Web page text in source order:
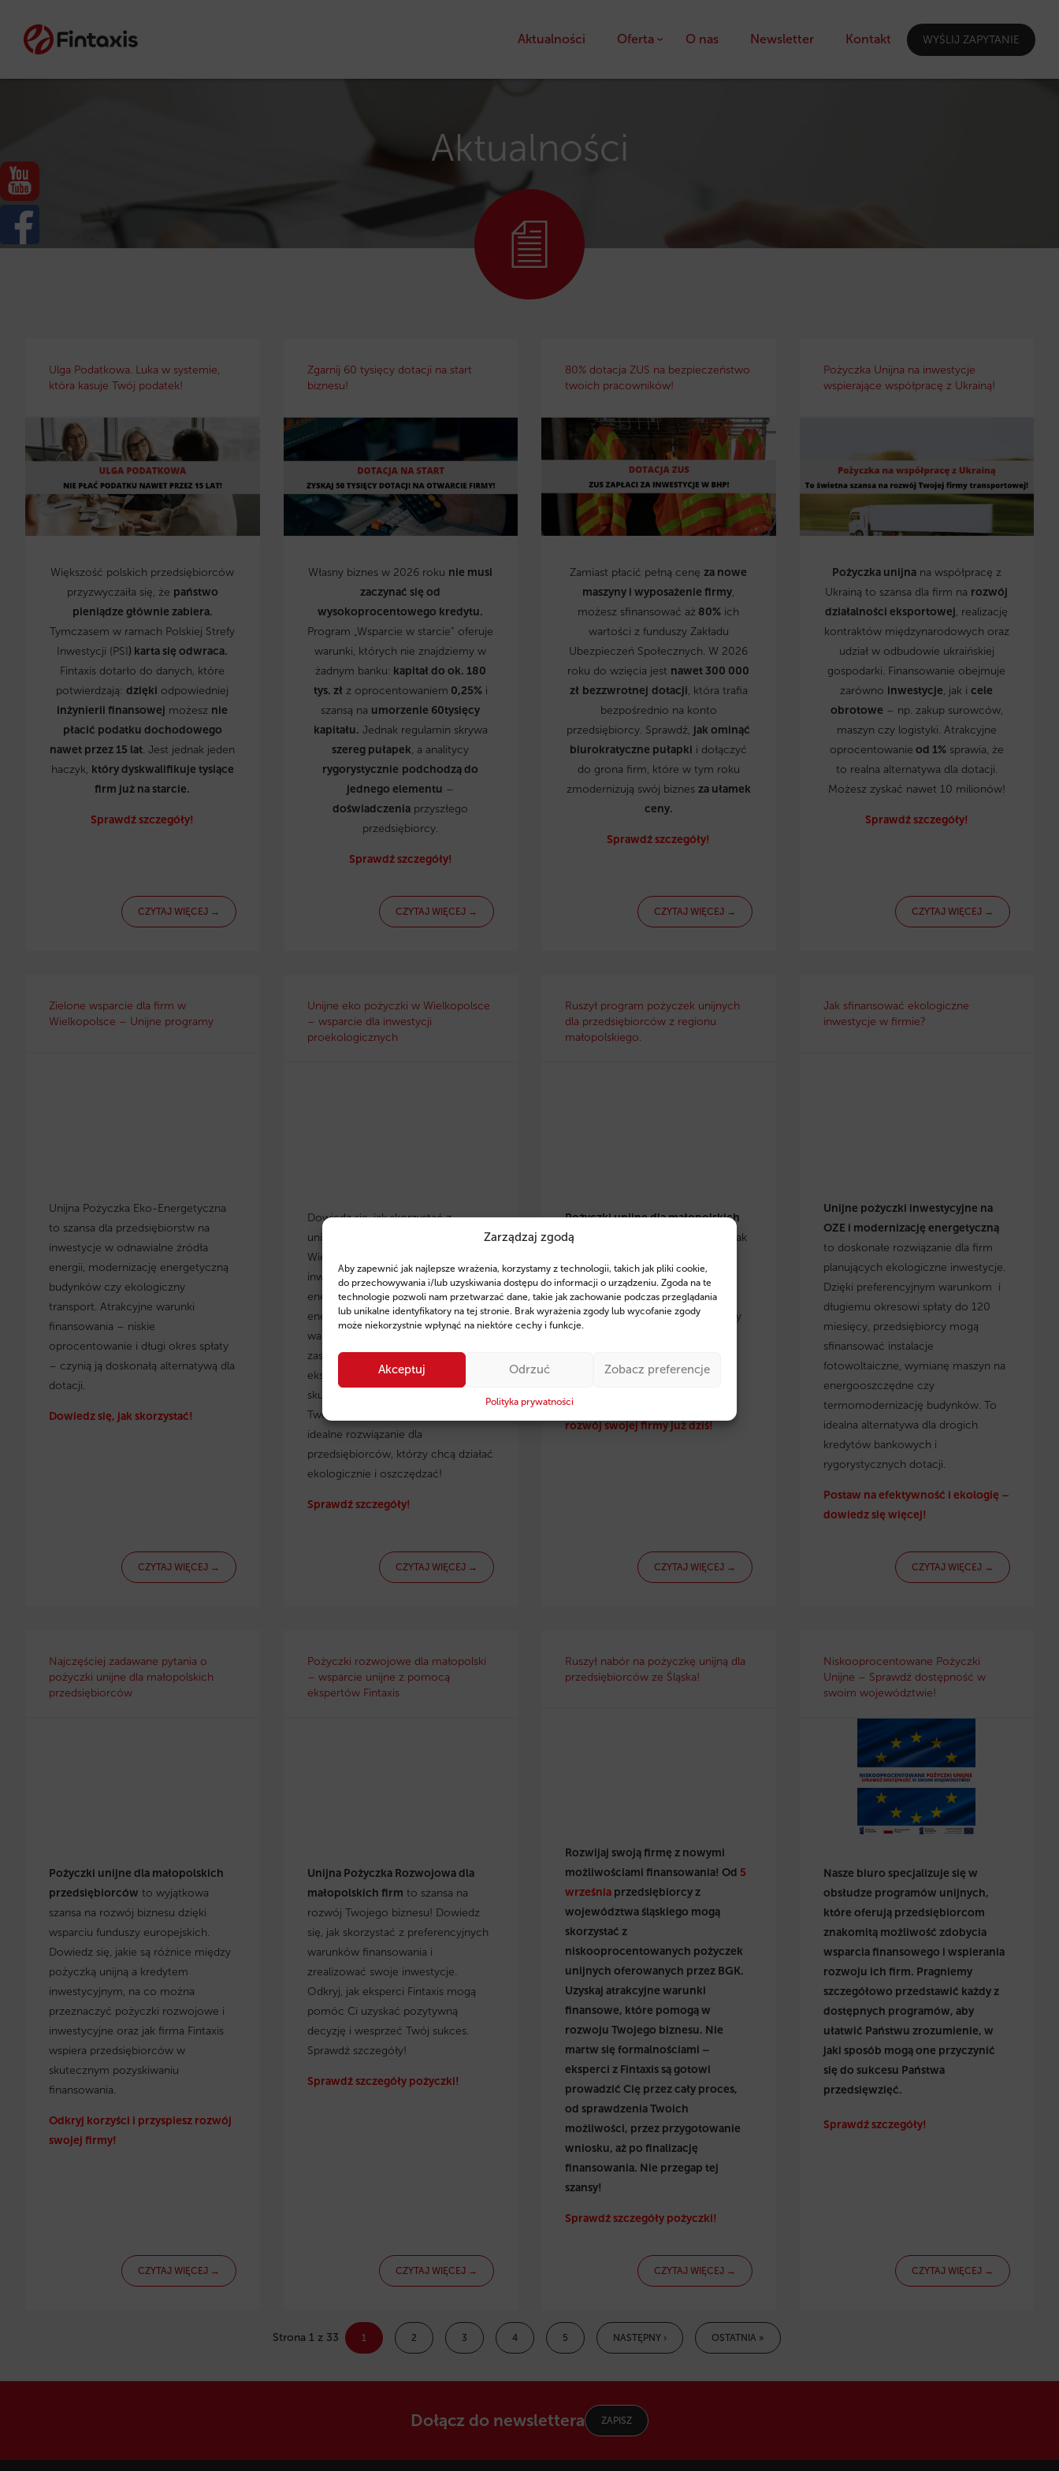
Zarządzaj zgodą
Aby zapewnić jak najlepsze wrażenia, korzystamy z technologii, takich jak pliki cookie,
do przechowywania i/lub uzyskiwania dostępu do informacji o urządzeniu. Zgoda na te
technologie pozwoli nam przetwarzać dane, takie jak zachowanie podczas przeglądania
lub unikalne identyfikatory na tej stronie. Brak wyrażenia zgody lub wycofanie zgody
może niekorzystnie wpłynąć na niektóre cechy i funkcje.
Akceptuj Odrzuć Zobacz preferencje
Polityka prywatności
Aktualności Oferta O nas Newsletter Kontakt WYŚLIJ ZAPYTANIE
Aktualności
Ulga Podatkowa. Luka w systemie,
która kasuje Twój podatek!
Większość polskich przedsiębiorców
przyzwyczaiła się, że państwo
pieniądze głównie zabiera.
Tymczasem w ramach Polskiej Strefy
Inwestycji (PSI) karta się odwraca.
Fintaxis dotarło do danych, które
potwierdzają:dzięki odpowiedniej
inżynierii finansowej możesz nie
płacić podatku dochodowego
nawet przez 15 lat. Jest jednak jeden
haczyk, który dyskwalifikuje tysiące
firm już na starcie.
Sprawdź szczegóły!
CZYTAJ WIĘCEJ →
Zgarnij 60 tysięcy dotacji na start
biznesu!
Własny biznes w 2026 roku nie musi
zaczynać się od
wysokoprocentowego kredytu.
Program „Wsparcie w starcie” oferuje
warunki, których nie znajdziemy w
żadnym banku: kapitał do ok. 180
tys. zł z oprocentowaniem 0,25%i
szansą na umorzenie 60tysięcy
kapitału. Jednak regulamin skrywa
szereg pułapek, a analitycy
rygorystycznie podchodzą do
jednego elementu –
doświadczenia przyszłego
przedsiębiorcy.
Sprawdź szczegóły!
CZYTAJ WIĘCEJ →
80% dotacja ZUS na bezpieczeństwo
twoich pracowników!
Zamiast płacić pełną cenęza nowe
maszyny i wyposażenie firmy,
możesz sfinansować aż 80% ich
wartości z funduszy Zakładu
Ubezpieczeń Społecznych. W 2026
roku do wzięcia jest nawet 300 000
zł bezzwrotnej dotacji, która trafia
bezpośrednio na konto
przedsiębiorcy. Sprawdź, jak ominąć
biurokratyczne pułapki i dołączyć
do grona firm, które w tym roku
zmodernizują swój biznes za ułamek
ceny.
Sprawdź szczegóły!
CZYTAJ WIĘCEJ →
Pożyczka Unijna na inwestycje
wspierające współpracę z Ukrainą!
Pożyczka unijnana współpracę z
Ukrainą to szansa dla firm na rozwój
działalności eksportowej, realizację
kontraktów międzynarodowych oraz
udział w odbudowie ukraińskiej
gospodarki. Finansowanie obejmuje
zarówno inwestycje, jak icele
obrotowe – np. zakup surowców,
maszyn czy logistyki. Atrakcyjne
oprocentowanie od 1%sprawia, że
to realna alternatywa dla dotacji.
Możesz zyskać nawet 10 milionów!
Sprawdź szczegóły!
CZYTAJ WIĘCEJ →
Zielone wsparcie dla firm w
Wielkopolsce – Unijne programy
Unijna Pożyczka Eko-Energetyczna
to szansa dla przedsiębiorstw na
inwestycje w odnawialne źródła
energii, modernizację energetyczną
budynków czy ekologiczny
transport. Atrakcyjne warunki
finansowania – niskie
oprocentowanie i długi okres spłaty
– czynią ją doskonałą alternatywą dla
dotacji.
Dowiedz się, jak skorzystać!
CZYTAJ WIĘCEJ →
Unijne eko pożyczki w Wielkopolsce
– wsparcie dla inwestycji
proekologicznych
Dowiedz się, jak skorzystać z
unijnych eko pożyczek w
Wielkopolsce
inwestycje w OZE, modernizację
energetyczną czy zakup
energooszczędnego sprzętu. Poznaj
warunki finansowania, przykłady
zastosowań oraz sprawdź, jak
eksperci Fintaxis mogą pomóc Ci
skutecznie zdobyć środki na rozwój
Twojej firmy. Eko pożyczka to
idealne rozwiązanie dla
przedsiębiorców, którzy chcą działać
ekologicznie i oszczędzać!
Sprawdź szczegóły!
CZYTAJ WIĘCEJ →
Ruszył program pożyczek unijnych
dla przedsiębiorców z regionu
małopolskiego.
Pożyczki unijne dla małopolskich
przedsiębiorców
– dowiedz się, jak
pożyczek na rozwój, inwestycje i
odnawialne źródła energii. Zyskaj
wsparcie ekspertów Fintaxis, którzy
finansowania.
Sprawdź szczegóły i postaw na
rozwój swojej firmy już dziś!
CZYTAJ WIĘCEJ →
Jak sfinansować ekologiczne
inwestycje w firmie?
Unijne pożyczki inwestycyjne na
OZE i modernizację energetyczną
to doskonałe rozwiązanie dla firm
planujących ekologiczne inwestycje.
Dzięki preferencyjnym warunkom i
długiemu okresowi spłaty do 120
miesięcy, przedsiębiorcy mogą
sfinansować instalacje
fotowoltaiczne, wymianę maszyn na
energooszczędne czy
termomodernizację budynków. To
idealna alternatywa dla drogich
kredytów bankowych i
rygorystycznych dotacji.
Postaw na efektywność i ekologię –
dowiedz się więcej!
CZYTAJ WIĘCEJ →
Najczęściej zadawane pytania o
pożyczki unijne dla małopolskich
przedsiębiorców
Pożyczki unijne dla małopolskich
przedsiębiorców to wyjątkowa
szansa na rozwój biznesu dzięki
wsparciu funduszy europejskich.
Dowiedz się, jakie są różnice między
pożyczką unijną a kredytem
inwestycyjnym, na co można
przeznaczyć pożyczki rozwojowe i
inwestycyjne oraz jak firma Fintaxis
wspiera przedsiębiorców w
skutecznym pozyskiwaniu
finansowania.
Odkryj korzyści i przyspiesz rozwój
swojej firmy!
CZYTAJ WIĘCEJ →
Pożyczki rozwojowe dla małopolski
– wsparcie unijne z pomocą
ekspertów Fintaxis
Unijna Pożyczka Rozwojowa dla
małopolskich firm to szansa na
rozwój Twojego biznesu! Dowiedz
się, jak skorzystać z preferencyjnych
warunków finansowania i
zrealizować swoje inwestycje.
Odkryj, jak eksperci Fintaxis mogą
pomóc Ci uzyskać pozytywną
decyzję i wesprzeć Twój sukces.
Sprawdź szczegóły!
Sprawdź szczegóły pożyczki!
CZYTAJ WIĘCEJ →
Ruszył nabór na pożyczkę unijną dla
przedsiębiorców ze Śląska!
Rozwijaj swoją firmę z nowymi
możliwościami finansowania! Od 5
września przedsiębiorcy z
województwa śląskiego mogą
skorzystać z
niskooprocentowanych pożyczek
unijnych oferowanych przez BGK.
Uzyskaj atrakcyjne warunki
finansowe, które pomogą w
rozwoju Twojego biznesu. Nie
martw się formalnościami –
eksperci z Fintaxis są gotowi
prowadzić Cię przez cały proces,
od sprawdzenia Twoich
możliwości, przez przygotowanie
wniosku, aż po finalizację
finansowania. Nie przegap tej
szansy!
Sprawdź szczegóły pożyczki!
CZYTAJ WIĘCEJ →
Niskooprocentowane Pożyczki
Unijne – Sprawdź dostępność w
swoim województwie!
Nasze biuro specjalizuje się w
obsłudze programów unijnych,
które oferują przedsiębiorcom
znakomitą możliwość zdobycia
wsparcia finansowego i wspierania
rozwoju ich firm. Pragniemy
szczegółowo przedstawić każdy z
dostępnych programów, aby
ułatwić Państwu zrozumienie, w
jaki sposób mogą one przyczynić
się do sukcesu Państwa
przedsięwzięć.
Sprawdź szczegóły!
CZYTAJ WIĘCEJ →
Strona 1 z 33 1 2 3 4 5 NASTĘPNY › OSTATNIA »
Dołącz do newslettera ZAPISZ